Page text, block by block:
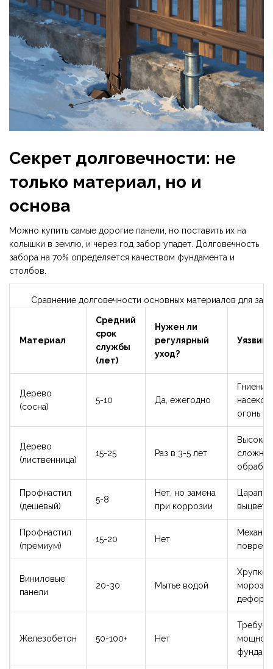
Секрет долговечности: не
только материал, но и
основа
Можно купить самые дорогие панели, но поставить их на
колышки в землю, и через год забор упадет. Долговечность
забора на 70% определяется качеством фундамента и
столбов.
Сравнение долговечности основных материалов для
Материал
Средний
срок
службы
(лет)
Нужен ли
регулярный
уход?
Дерево
(сосна)
5-10 Да, ежегодно
Гниение,
огонь
Дерево
(лиственница)
15-25 Раз в 3-5 лет
Высокая
Профнастил
(дешевый)
5-8
Нет, но замена
при коррозии
Профнастил
(премиум)
15-20 Нет
Виниловые
панели
20-30 Мытье водой
морозе,
Железобетон 50-100+ Нет
Требует